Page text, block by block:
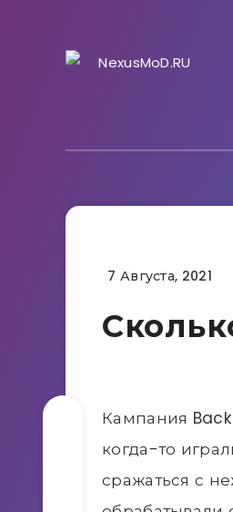
Гайды
7 Августа, 2021
Кампания
когда-то
сражаться с